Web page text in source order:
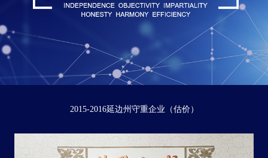
2015-2016延边州守重企业（估价）